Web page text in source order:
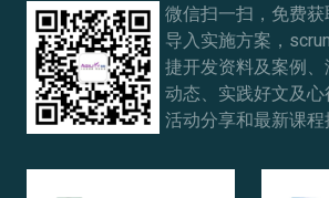
微信扫一扫，免费
导入实施方案，
捷开发资料及案例
动态、实践好文及
活动分享和最新课程